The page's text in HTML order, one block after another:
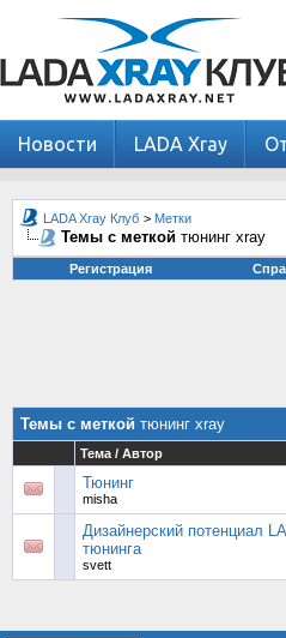
Новости LADA Xray
LADA Xray Клуб > Метки
Темы с меткой тюнинг xray
Регистрация
Темы с меткой тюнинг xray
Тема / Автор
Тюнинг
misha
Дизайнерский потенциал
тюнинга
svett